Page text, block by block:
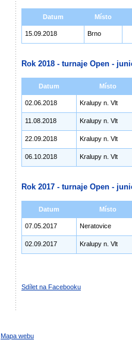
Datum Místo
15.09.2018 Brno
Rok 2018 - turnaje Open -
Datum Místo
02.06.2018 Kralupy n. Vlt
11.08.2018 Kralupy n. Vlt
22.09.2018 Kralupy n. Vlt
06.10.2018 Kralupy n. Vlt
Rok 2017 - turnaje Open -
Datum Místo
07.05.2017 Neratovice
02.09.2017 Kralupy n. Vlt
Sdílet na Facebooku
Mapa webu